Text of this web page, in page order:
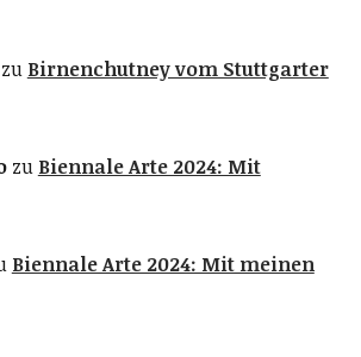
Birnenchutney vom Stuttgarter
zu Biennale Arte 2024: Mit
Biennale Arte 2024: Mit meinen